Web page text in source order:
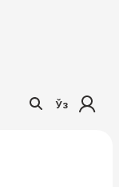
Ўз